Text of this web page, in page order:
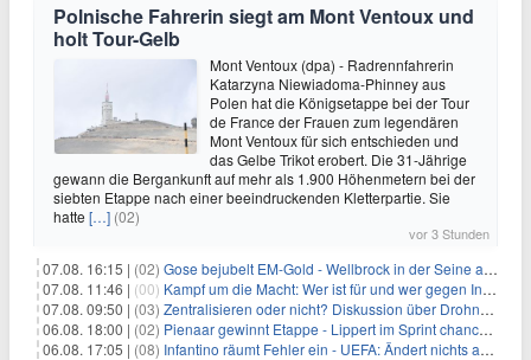
Polnische Fahrerin siegt am Mont Ventoux und
holt Tour-Gelb
Mont Ventoux (dpa) - Radrennfahrerin
Katarzyna Niewiadoma-Phinney aus
Polen hat die Königsetappe bei der Tour
de France der Frauen zum legendären
Mont Ventoux für sich entschieden und
das Gelbe Trikot erobert. Die 31-Jährige
gewann die Bergankunft auf mehr als 1.900 Höhenmetern bei der
siebten Etappe nach einer beeindruckenden Kletterpartie. Sie
hatte […] (02)
vor 3 Stunden
07.08. 16:15 | (02) Gose bejubelt EM-Gold - Wellbrock in der Seine ausgebremst
07.08. 11:46 | (00) Kampf um die Macht: Wer ist für und wer gegen Infantino?
07.08. 09:50 | (03) Zentralisieren oder nicht? Diskussion über Drohnenabwehr
06.08. 18:00 | (02) Pienaar gewinnt Etappe - Lippert im Sprint chancenlos
06.08. 17:05 | (08) Infantino räumt Fehler ein - UEFA: Ändert nichts an Boykott